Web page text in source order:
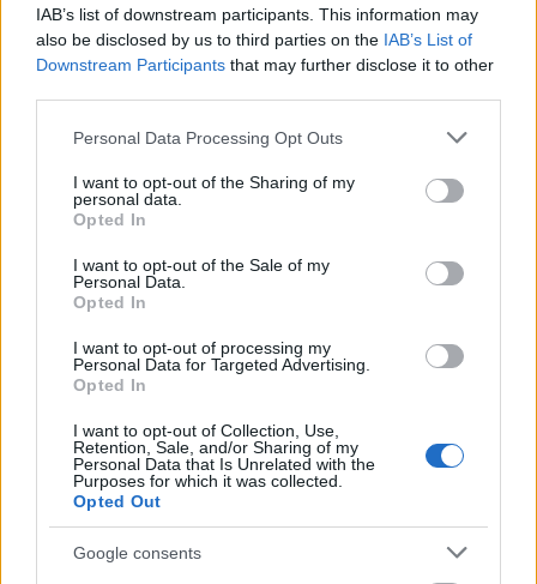
IAB’s list of downstream participants. This information may
also be disclosed by us to third parties on the IAB’s List of
Downstream Participants that may further disclose it to other
Please note that this website/app uses one or more Google
not limited to your visit or usage behaviour. You may click to
grant or deny consent to Google and its third-party tags to
use your data for below specified purposes in below Google
consent section.
Personal Data Processing Opt Outs
I want to opt-out of the Sharing of my
personal data.
Opted In
I want to opt-out of the Sale of my
Personal Data.
Opted In
I want to opt-out of processing my
Personal Data for Targeted Advertising.
Opted In
I want to opt-out of Collection, Use,
Retention, Sale, and/or Sharing of my
Personal Data that Is Unrelated with the
Purposes for which it was collected.
Opted Out
Google consents
Ha elég ügyes vagy, nemhogy nem fogják észrevenni
a tonnányi csokoládé és cukor hiányát a
kismókusaid, hanem még büszkén mesélni is fogja
az óvodában vagy suliban, hogy ők bezzeg milyen
sportszeletek helyett.
De persze ne csak az ünnepekkor óvjuk
csemetéinket, a
és egészségeset egyszerre!
;)
Címkék:gyerekek ajándék egészséges